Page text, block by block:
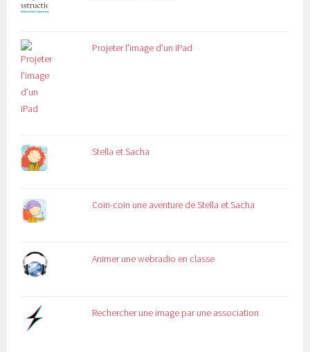
Projeter l'image d'un iPad
Stella et Sacha
Coin-coin une aventure de Stella et Sacha
Animer une webradio en classe
Rechercher une image par une association